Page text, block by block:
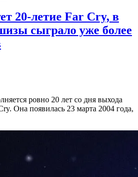
20-летие Far Cry, в
сыграло уже более
ровно 20 лет со дня выхода
Она появилась 23 марта 2004 года,